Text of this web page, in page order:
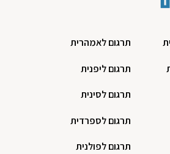
תרגום לאמהרית
תרגום ליפנית
תרגום לסינית
תרגום לספרדית
תרגום לפולנית